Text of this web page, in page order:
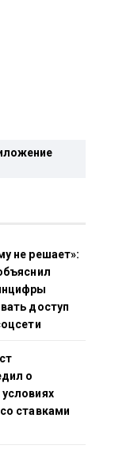
не решает»:
доступ
о
ставками